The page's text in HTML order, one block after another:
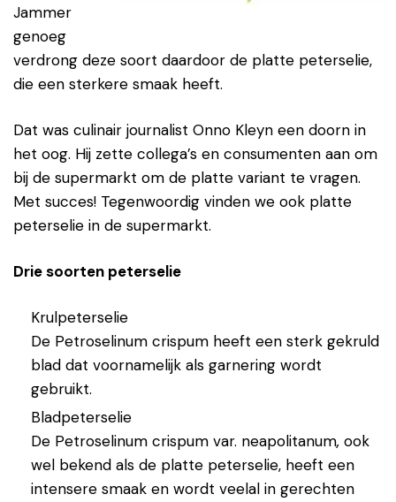
Jammer
genoeg
verdrong deze soort daardoor de platte peterselie,
die een sterkere smaak heeft.
Dat was culinair journalist Onno Kleyn een doorn in
het oog. Hij zette collega’s en consumenten aan om
bij de supermarkt om de platte variant te vragen.
Met succes! Tegenwoordig vinden we ook platte
peterselie in de supermarkt.
Drie soorten peterselie
Krulpeterselie
De Petroselinum crispum heeft een sterk gekruld
blad dat voornamelijk als garnering wordt
gebruikt.
Bladpeterselie
De Petroselinum crispum var. neapolitanum, ook
wel bekend als de platte peterselie, heeft een
intensere smaak en wordt veelal in gerechten